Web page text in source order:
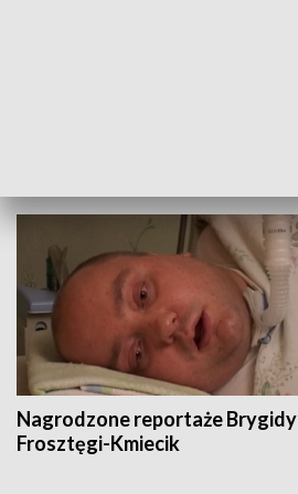
Nagrodzone reportaże Brygidy
Frosztęgi-Kmiecik